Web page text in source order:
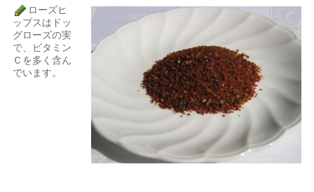
ローズヒ
ップスはドッ
グローズの実
で、ビタミン
Ｃを多く含ん
でいます。